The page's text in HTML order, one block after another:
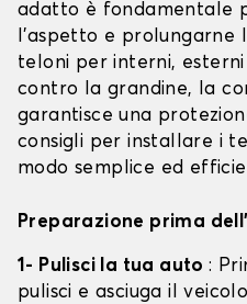
adatto è fondamentale
l'aspetto e prolungarne
teloni per interni,
contro la grandine, la
garantisce una
consigli per installare i
modo semplice ed
Preparazione prima
1- Pulisci la tua auto:
pulisci e asciuga il